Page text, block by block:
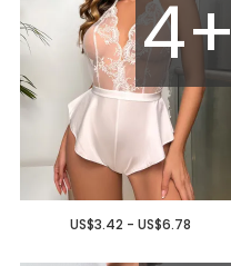
4+
US$3.42 - US$6.78